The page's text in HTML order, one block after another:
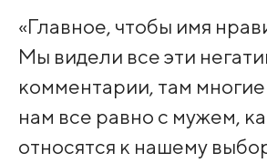
«Главное, чтобы имя
Мы видели все эти
комментарии, там
нам все равно с мужем,
относятся к нашему